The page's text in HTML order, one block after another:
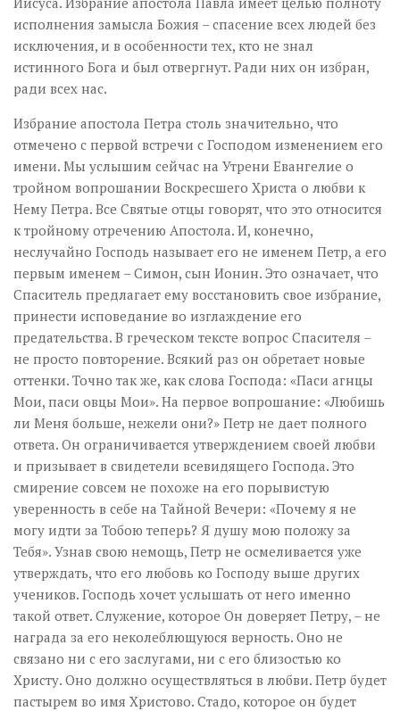
исполнения замысла Божия – спасение всех людей без
исключения, и в особенности тех, кто не знал
истинного Бога и был отвергнут. Ради них он избран,
ради всех нас.
Избрание апостола Петра столь значительно, что
отмечено с первой встречи с Господом изменением его
имени. Мы услышим сейчас на Утрени Евангелие о
тройном вопрошании Воскресшего Христа о любви к
Нему Петра. Все Святые отцы говорят, что это относится
к тройному отречению Апостола. И, конечно,
неслучайно Господь называет его не именем Петр, а его
первым именем – Симон, сын Ионин. Это означает, что
Спаситель предлагает ему восстановить свое избрание,
принести исповедание во изглаждение его
предательства. В греческом тексте вопрос Спасителя –
не просто повторение. Всякий раз он обретает новые
оттенки. Точно так же, как слова Господа: «Паси агнцы
Мои, паси овцы Мои». На первое вопрошание: «Любишь
ли Меня больше, нежели они?» Петр не дает полного
ответа. Он ограничивается утверждением своей любви
и призывает в свидетели всевидящего Господа. Это
смирение совсем не похоже на его порывистую
уверенность в себе на Тайной Вечери: «Почему я не
могу идти за Тобою теперь? Я душу мою положу за
Тебя». Узнав свою немощь, Петр не осмеливается уже
утверждать, что его любовь ко Господу выше других
учеников. Господь хочет услышать от него именно
такой ответ. Служение, которое Он доверяет Петру, – не
награда за его неколеблющуюся верность. Оно не
связано ни с его заслугами, ни с его близостью ко
Христу. Оно должно осуществляться в любви. Петр будет
пастырем во имя Христово. Стадо, которое он будет